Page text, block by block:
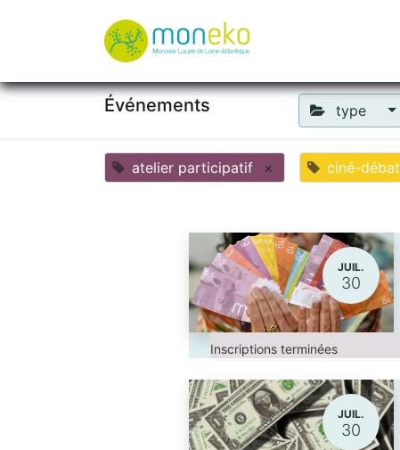
Événements type
atelier participatif × ciné-débat
JUIL.
30
Inscriptions terminées
JUIL.
30